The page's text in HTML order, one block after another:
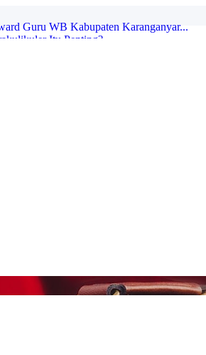
Itu Penting?...
G30S PKI...
di Singapura untuk Pelajar Indonesia FULL...
Pada Pendidikan...